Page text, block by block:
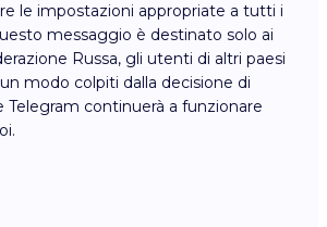
le impostazioni appropriate a tutti i
messaggio è destinato solo ai
Russa, gli utenti di altri paesi
modo colpiti dalla decisione di
Telegram continuerà a funzionare